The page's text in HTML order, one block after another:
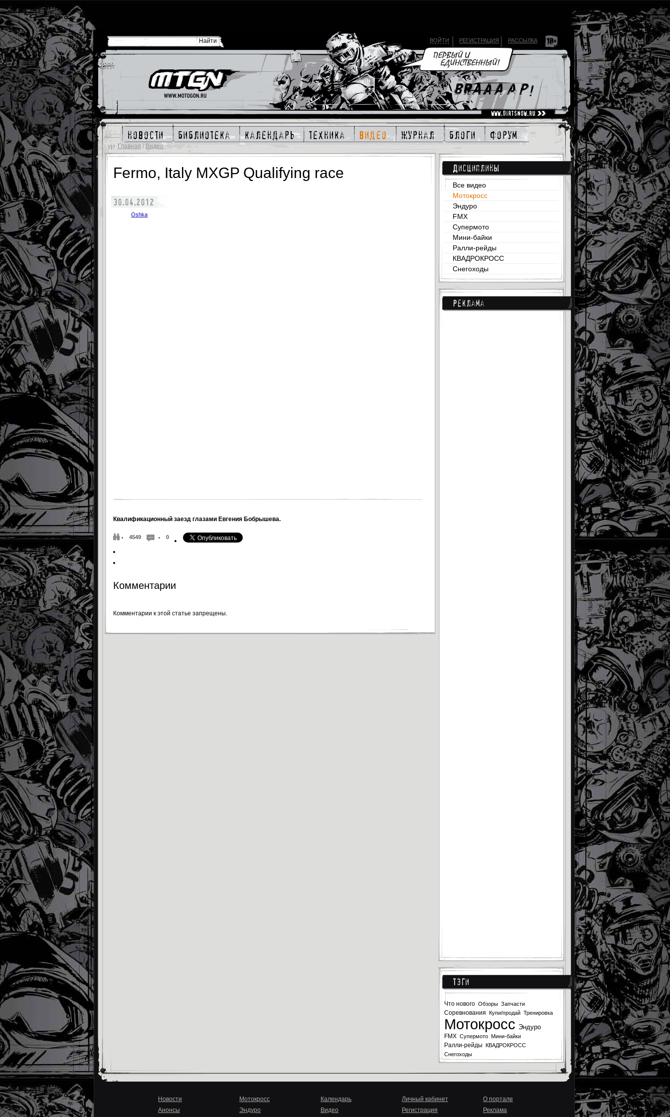
новости библиотека календарь техника видео журнал блоги форум
ВОЙТИ РЕГИСТРАЦИЯ РАССЫЛКА
Главная / Видео
Fermo, Italy MXGP Qualifying race
30.04.2012
Oshka
Квалификационный заезд глазами Евгения Бобрышева.
4549 0
Комментарии
Комментарии к этой статье запрещены.
Дисциплины
Все видео
Мотокросс
Эндуро
FMX
Супермото
Мини-байки
Ралли-рейды
КВАДРОКРОСС
Снегоходы
Реклама
Тэги
Что нового Обзоры Запчасти
Соревнования Купи/продай Тренировка
Мотокросс Эндуро
FMX Супермото Мини-байки
Ралли-рейды КВАДРОКРОСС
Снегоходы
Новости
Анонсы
Мотокросс
Эндуро
Календарь
Видео
Личный кабинет
Регистрация
О портале
Реклама